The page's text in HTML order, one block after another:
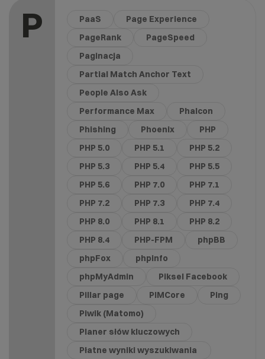
P PaaS
Page Experience
PageRank
PageSpeed
Paginacja
Partial Match Anchor Text
People Also Ask
Performance Max
Phalcon
Phishing
Phoenix
PHP
PHP 5.0
PHP 5.1
PHP 5.2
PHP 5.3
PHP 5.4
PHP 5.5
PHP 5.6
PHP 7.0
PHP 7.1
PHP 7.2
PHP 7.3
PHP 7.4
PHP 8.0
PHP 8.1
PHP 8.2
PHP 8.4
PHP-FPM
phpBB
phpFox
phpinfo
phpMyAdmin
Piksel Facebook
Pillar page
PIMCore
Ping
Piwik (Matomo)
Planer słów kluczowych
Płatne wyniki wyszukiwania